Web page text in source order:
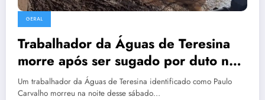
GERAL
Trabalhador da Águas de Teresina
morre após ser sugado por duto na
ETA Sul
Um trabalhador da Águas de Teresina identificado como Paulo
Carvalho morreu na noite desse sábado…